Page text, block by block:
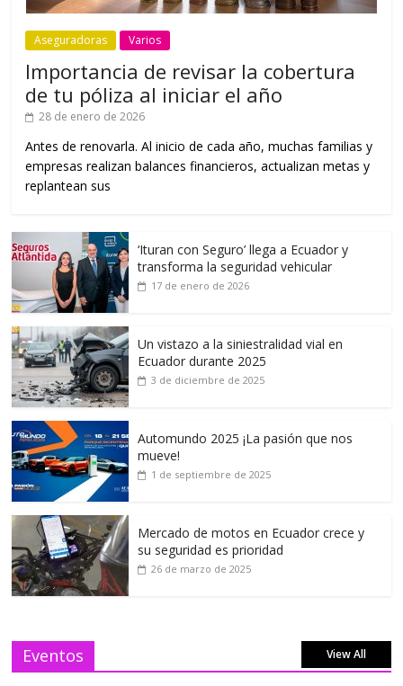
Aseguradoras Varios
Importancia de revisar la cobertura
de tu póliza al iniciar el año
28 de enero de 2026
Antes de renovarla. Al inicio de cada año, muchas familias y
empresas realizan balances financieros, actualizan metas y
replantean sus
‘Ituran con Seguro’ llega a Ecuador y
transforma la seguridad vehicular
17 de enero de 2026
Un vistazo a la siniestralidad vial en
Ecuador durante 2025
3 de diciembre de 2025
Automundo 2025 ¡La pasión que nos
mueve!
1 de septiembre de 2025
Mercado de motos en Ecuador crece y
su seguridad es prioridad
26 de marzo de 2025
Eventos View All